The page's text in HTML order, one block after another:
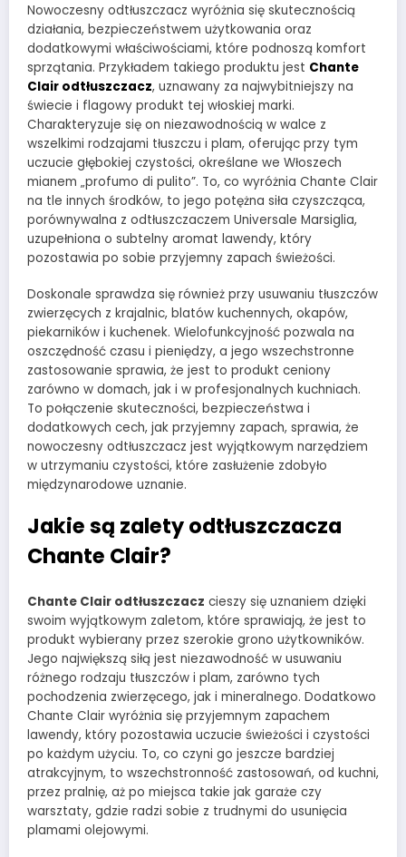
Nowoczesny odtłuszczacz wyróżnia się skutecznością
działania, bezpieczeństwem użytkowania oraz
dodatkowymi właściwościami, które podnoszą komfort
sprzątania. Przykładem takiego produktu jest Chante
Clair odtłuszczacz, uznawany za najwybitniejszy na
świecie i flagowy produkt tej włoskiej marki.
Charakteryzuje się on niezawodnością w walce z
wszelkimi rodzajami tłuszczu i plam, oferując przy tym
uczucie głębokiej czystości, określane we Włoszech
mianem „profumo di pulito”. To, co wyróżnia Chante Clair
na tle innych środków, to jego potężna siła czyszcząca,
porównywalna z odtłuszczaczem Universale Marsiglia,
uzupełniona o subtelny aromat lawendy, który
pozostawia po sobie przyjemny zapach świeżości.
Doskonale sprawdza się również przy usuwaniu tłuszczów
zwierzęcych z krajalnic, blatów kuchennych, okapów,
piekarników i kuchenek. Wielofunkcyjność pozwala na
oszczędność czasu i pieniędzy, a jego wszechstronne
zastosowanie sprawia, że jest to produkt ceniony
zarówno w domach, jak i w profesjonalnych kuchniach.
To połączenie skuteczności, bezpieczeństwa i
dodatkowych cech, jak przyjemny zapach, sprawia, że
nowoczesny odtłuszczacz jest wyjątkowym narzędziem
w utrzymaniu czystości, które zasłużenie zdobyło
międzynarodowe uznanie.
Jakie są zalety odtłuszczacza
Chante Clair?
Chante Clair odtłuszczacz cieszy się uznaniem dzięki
swoim wyjątkowym zaletom, które sprawiają, że jest to
produkt wybierany przez szerokie grono użytkowników.
Jego największą siłą jest niezawodność w usuwaniu
różnego rodzaju tłuszczów i plam, zarówno tych
pochodzenia zwierzęcego, jak i mineralnego. Dodatkowo
Chante Clair wyróżnia się przyjemnym zapachem
lawendy, który pozostawia uczucie świeżości i czystości
po każdym użyciu. To, co czyni go jeszcze bardziej
atrakcyjnym, to wszechstronność zastosowań, od kuchni,
przez pralnię, aż po miejsca takie jak garaże czy
warsztaty, gdzie radzi sobie z trudnymi do usunięcia
plamami olejowymi.